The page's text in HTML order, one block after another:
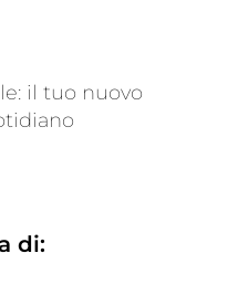
il tuo nuovo
di: